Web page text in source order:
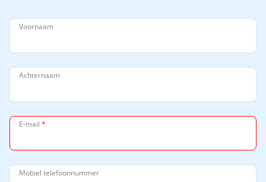
Voornaam
Achternaam
E-mail *
Mobiel telefoonnummer